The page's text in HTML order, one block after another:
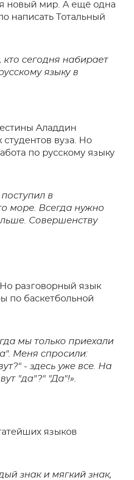
новый мир. А ещё одна
написать Тотальный
кто сегодня набирает
языку в
Аладдин
вуза. Но
по русскому языку
в
море. Всегда нужно
Совершенству
Но разговорный язык
по баскетбольной
мы только приехали
Меня спросили:
- здесь уже все. На
"да"?" "Да"!».
языков
знак и мягкий знак,